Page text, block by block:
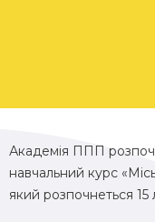
Академія ППП
навчальний курс
який розпочнеться